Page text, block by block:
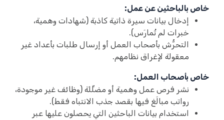
خاص بالباحثين عن عمل:
إدخال بيانات سيرة ذاتية كاذبة (شهادات وهمية،
خبرات لم تُمارَس).
التحرُّش بأصحاب العمل أو إرسال طلبات بأعداد غير
معقولة لإغراق نظامهم.
خاص بأصحاب العمل:
نشر فرص عمل وهمية أو مضلِّلة (وظائف غير موجودة،
رواتب مبالَغ فيها بقصد جذب الانتباه فقط).
استخدام بيانات الباحثين التي يحصلون عليها عبر